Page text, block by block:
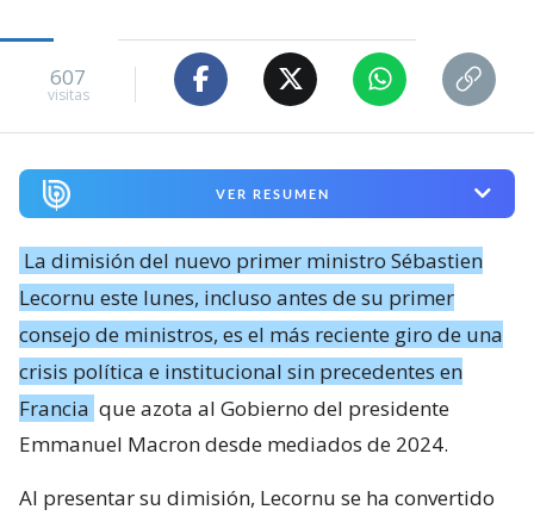
607
visitas
VER RESUMEN
La dimisión del nuevo primer ministro Sébastien
Lecornu este lunes, incluso antes de su primer
consejo de ministros, es el más reciente giro de una
crisis política e institucional sin precedentes en
Francia que azota al Gobierno del presidente
Emmanuel Macron desde mediados de 2024.
Al presentar su dimisión, Lecornu se ha convertido